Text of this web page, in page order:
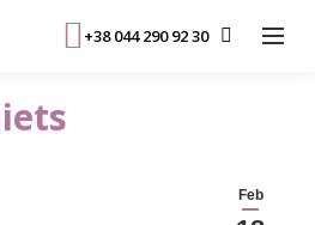
+38 044 290 92 30
Feb